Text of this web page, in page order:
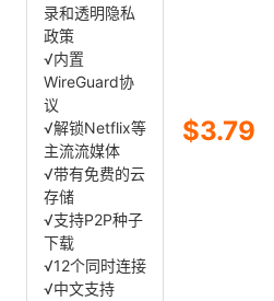
录和透明隐私
政策
√内置
WireGuard协
议
√解锁Netflix等
主流流媒体
√带有免费的云
存储
√支持P2P种子
下载
√12个同时连接
√中文支持
$3.79